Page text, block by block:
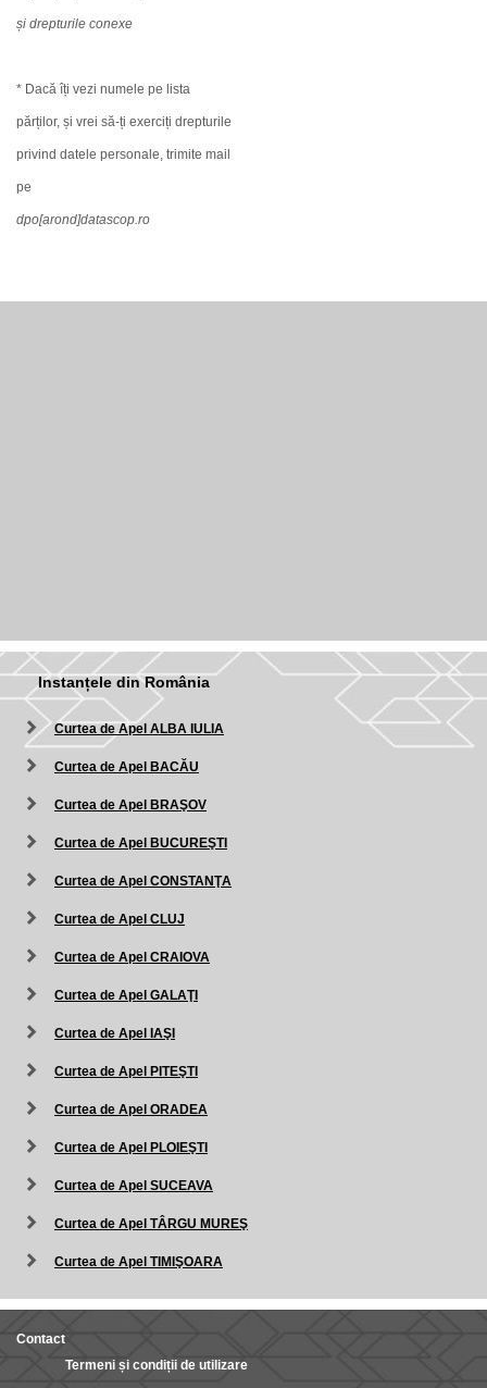
și drepturile conexe
* Dacă îți vezi numele pe lista
părților, și vrei să-ți exerciți drepturile
privind datele personale, trimite mail
pe
dpo[arond]datascop.ro
Instanțele din România
Curtea de Apel ALBA IULIA
Curtea de Apel BACĂU
Curtea de Apel BRAŞOV
Curtea de Apel BUCUREŞTI
Curtea de Apel CONSTANŢA
Curtea de Apel CLUJ
Curtea de Apel CRAIOVA
Curtea de Apel GALAŢI
Curtea de Apel IAŞI
Curtea de Apel PITEŞTI
Curtea de Apel ORADEA
Curtea de Apel PLOIEŞTI
Curtea de Apel SUCEAVA
Curtea de Apel TÂRGU MUREŞ
Curtea de Apel TIMIŞOARA
Contact
Termeni și condiții de utilizare